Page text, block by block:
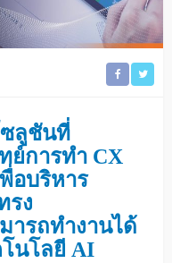
ลูชันที่
ย์การทำ CX
อบริหาร
รง
ารถทำงานได้
นโลยี AI